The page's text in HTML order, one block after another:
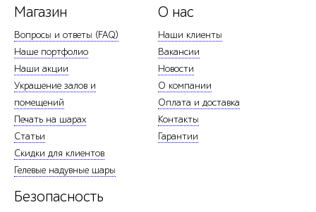
Магазин
Вопросы и ответы (FAQ)
Наше портфолио
Наши акции
Украшение залов и
помещений
Печать на шарах
Статьи
Скидки для клиентов
Гелевые надувные шары
О нас
Наши клиенты
Вакансии
Новости
О компании
Оплата и доставка
Контакты
Гарантии
Безопасность